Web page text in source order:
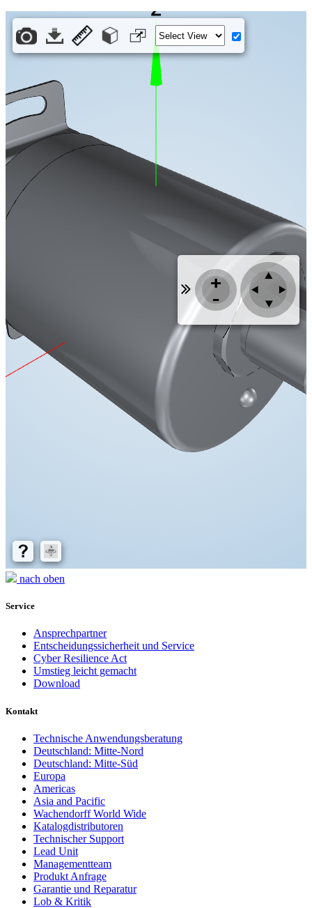
nach oben
Service
Ansprechpartner
Entscheidungssicherheit und Service
Cyber Resilience Act
Umstieg leicht gemacht
Download
Kontakt
Technische Anwendungsberatung
Deutschland: Mitte-Nord
Deutschland: Mitte-Süd
Europa
Americas
Asia and Pacific
Wachendorff World Wide
Katalogdistributoren
Technischer Support
Lead Unit
Managementteam
Produkt Anfrage
Garantie und Reparatur
Lob & Kritik